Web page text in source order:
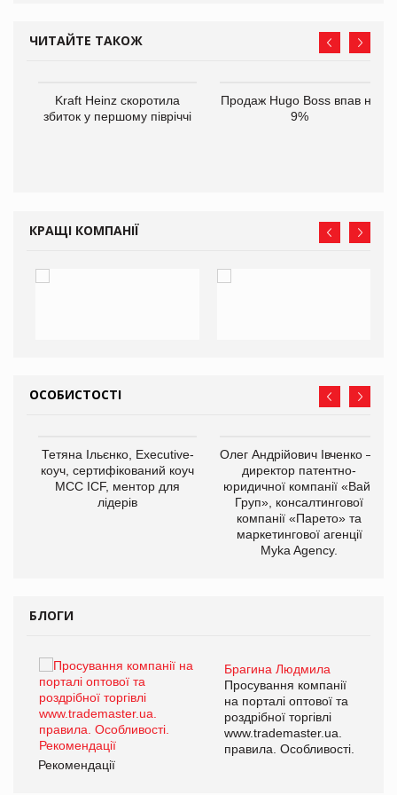
ЧИТАЙТЕ ТАКОЖ
Kraft Heinz скоротила
збиток у першому півріччі
Продаж Hugo Boss впав на
9%
КРАЩІ КОМПАНІЇ
ОСОБИСТОСТІ
Тетяна Ільєнко, Executive-
коуч, сертифікований коуч
МСС ICF, ментор для
лідерів
Олег Андрійович Івченко —
директор патентно-
юридичної компанії «Вайз
Груп», консалтингової
компанії «Парето» та
маркетингової агенції
Myka Agency.
БЛОГИ
Брагина Людмила
Просування компанії
на порталі оптової та
роздрібної торгівлі
www.trademaster.ua.
правила. Особливості.
Рекомендації